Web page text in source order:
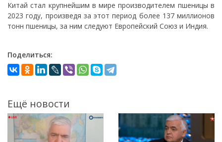
Китай стал крупнейшим в мире производителем пшеницы в
2023 году, произведя за этот период более 137 миллионов
тонн пшеницы, за ним следуют Европейский Союз и Индия.
Поделиться:
Ещё новости